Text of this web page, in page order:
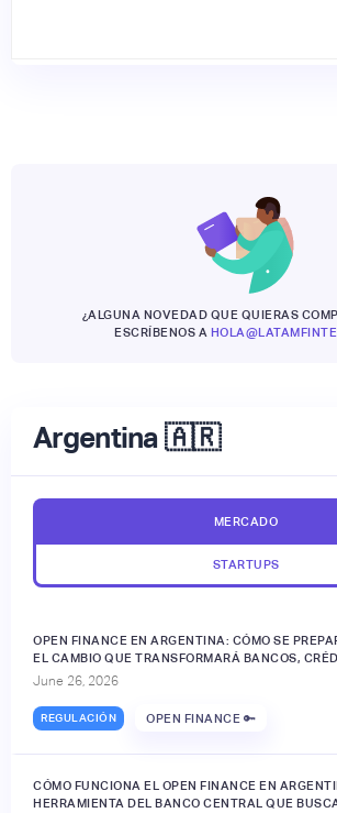
¿ALGUNA NOVEDAD QUE QUIERAS
ESCRÍBENOS A
Argentina 🇦🇷
MERCADO
STARTUPS
OPEN FINANCE EN ARGENTINA: CÓMO SE
EL CAMBIO QUE TRANSFORMARÁ BANCOS,
June 26, 2026
REGULACIÓN OPEN FINANCE 🔑
CÓMO FUNCIONA EL OPEN FINANCE EN
HERRAMIENTA DEL BANCO CENTRAL QUE